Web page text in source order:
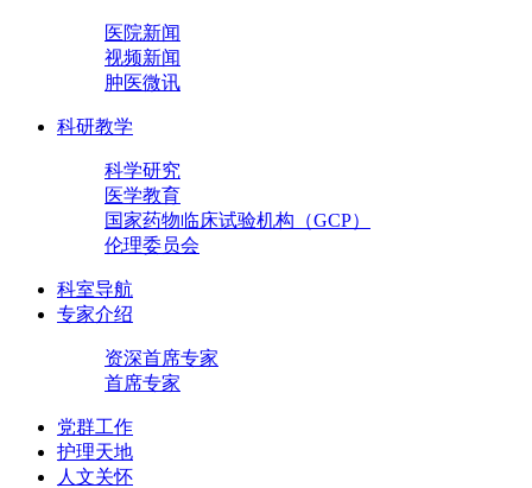
医院新闻
视频新闻
肿医微讯
科研教学
科学研究
医学教育
国家药物临床试验机构（GCP）
伦理委员会
科室导航
专家介绍
资深首席专家
首席专家
党群工作
护理天地
人文关怀